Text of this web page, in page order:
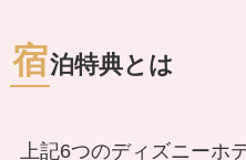
宿泊特典とは
上記6つのディズニーホ